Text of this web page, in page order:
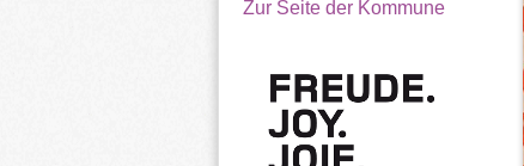
Zur Seite der Kommune